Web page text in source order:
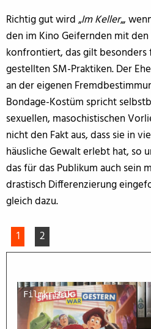
Richtig gut wird „Im Keller„,
den im Kino Geifernden mit
konfrontiert, das gilt besonders
gestellten SM-Praktiken. Der
an der eigenen
Bondage-Kostüm spricht
sexuellen, masochistischen
nicht den Fakt aus, dass sie in
häusliche Gewalt erlebt hat, so
das für das Publikum auch sein
drastisch Differenzierung
gleich dazu.
1 2
Filmkritik